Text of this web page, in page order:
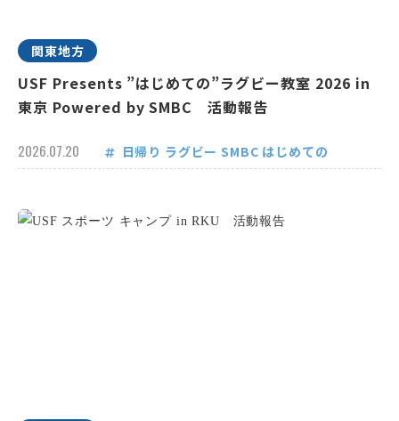
関東地方
USF Presents ”はじめての”ラグビー教室 2026 in
東京 Powered by SMBC 活動報告
2026.07.20 日帰り ラグビー SMBC はじめての